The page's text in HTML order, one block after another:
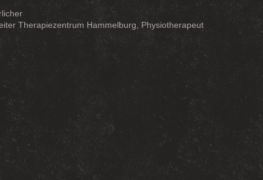
Therapiezentrum Hammelburg, Physiotherapeut